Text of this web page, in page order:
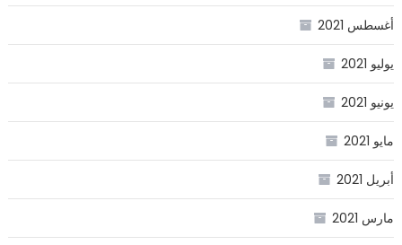
أغسطس 2021
يوليو 2021
يونيو 2021
مايو 2021
أبريل 2021
مارس 2021